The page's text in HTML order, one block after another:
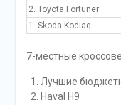
2. Toyota Fortuner
1. Skoda Kodiaq
7-местные
Лучшие
Haval H9